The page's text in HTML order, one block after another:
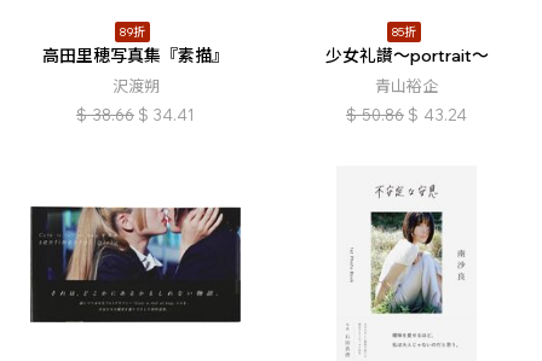
89折
高田里穂写真集『素描』
沢渡朔
$ 38.66 $ 34.41
85折
少女礼讃〜portrait〜
青山裕企
$ 50.86 $ 43.24